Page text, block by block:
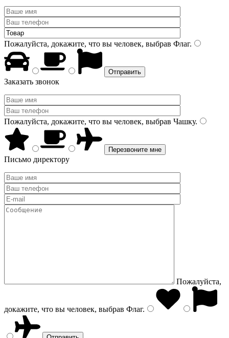
Пожалуйста, докажите, что вы человек, выбрав Флаг.
Заказать звонок
Пожалуйста, докажите, что вы человек, выбрав Чашку.
Письмо директору
Пожалуйста,
докажите, что вы человек, выбрав Флаг.